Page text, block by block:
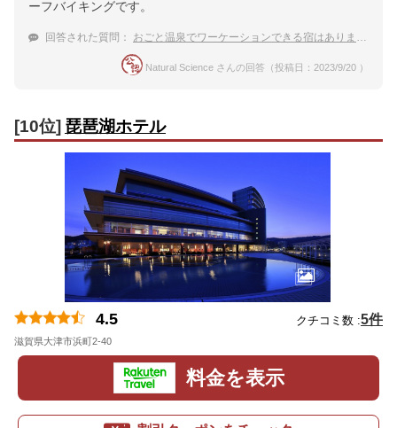
ーフバイキングです。
回答された質問： おごと温泉でワーケーションできる宿はありますか？
Natural Science さんの回答（投稿日：2023/9/20 ）
[10位] 琵琶湖ホテル
4.5 クチコミ数 :5件
滋賀県大津市浜町2-40
料金を表示